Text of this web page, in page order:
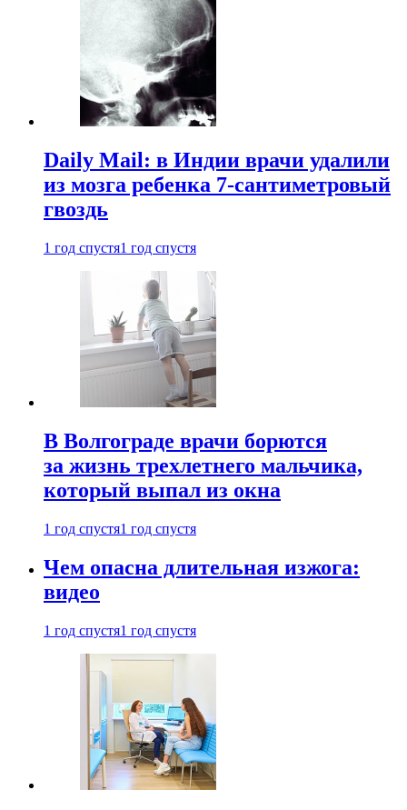
Daily Mail: в Индии врачи удалили
из мозга ребенка 7-сантиметровый
гвоздь
1 год спустя1 год спустя
В Волгограде врачи борются
за жизнь трехлетнего мальчика,
который выпал из окна
1 год спустя1 год спустя
Чем опасна длительная изжога:
видео
1 год спустя1 год спустя